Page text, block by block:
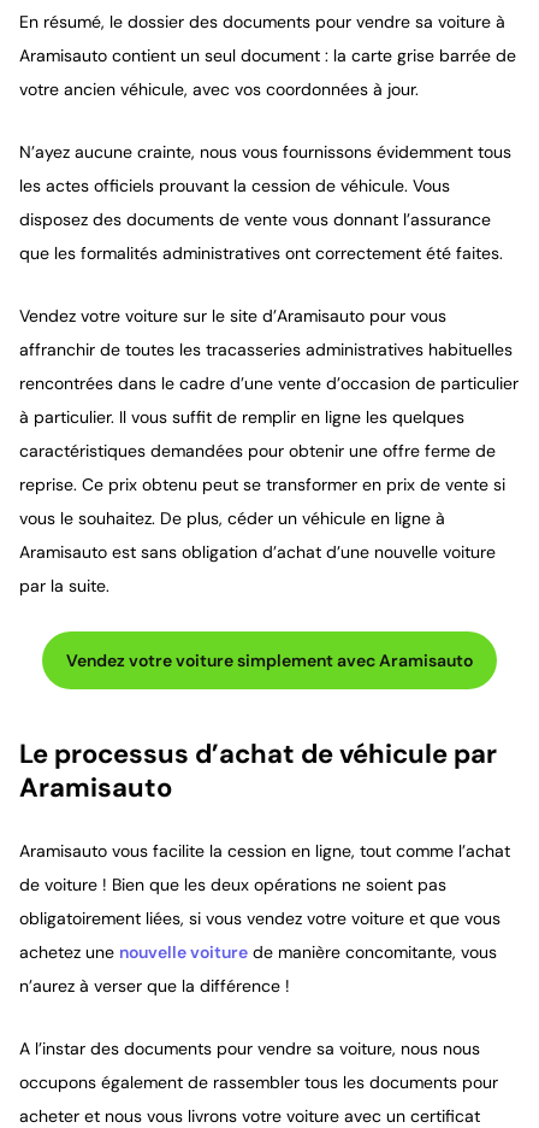
En résumé, le dossier des documents pour vendre sa voiture à
Aramisauto contient un seul document : la carte grise barrée de
votre ancien véhicule, avec vos coordonnées à jour.
N’ayez aucune crainte, nous vous fournissons évidemment tous
les actes officiels prouvant la cession de véhicule. Vous
disposez des documents de vente vous donnant l’assurance
que les formalités administratives ont correctement été faites.
Vendez votre voiture sur le site d’Aramisauto pour vous
affranchir de toutes les tracasseries administratives habituelles
rencontrées dans le cadre d’une vente d’occasion de particulier
à particulier. Il vous suffit de remplir en ligne les quelques
caractéristiques demandées pour obtenir une offre ferme de
reprise. Ce prix obtenu peut se transformer en prix de vente si
vous le souhaitez. De plus, céder un véhicule en ligne à
Aramisauto est sans obligation d’achat d’une nouvelle voiture
par la suite.
Vendez votre voiture simplement avec Aramisauto
Le processus d’achat de véhicule par
Aramisauto
Aramisauto vous facilite la cession en ligne, tout comme l’achat
de voiture ! Bien que les deux opérations ne soient pas
obligatoirement liées, si vous vendez votre voiture et que vous
achetez une nouvelle voiture de manière concomitante, vous
n’aurez à verser que la différence !
A l’instar des documents pour vendre sa voiture, nous nous
occupons également de rassembler tous les documents pour
acheter et nous vous livrons votre voiture avec un certificat